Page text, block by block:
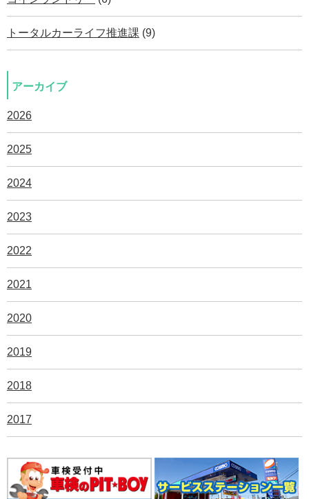
トータルカーライフ推進課 (9)
アーカイブ
2026
2025
2024
2023
2022
2021
2020
2019
2018
2017